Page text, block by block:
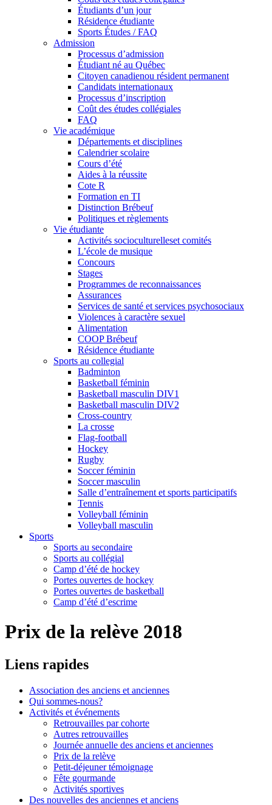
Étudiants d’un jour
Résidence étudiante
Sports Études / FAQ
Admission
Processus d’admission
Étudiant né au Québec
Citoyen canadienou résident permanent
Candidats internationaux
Processus d’inscription
Coût des études collégiales
FAQ
Vie académique
Départements et disciplines
Calendrier scolaire
Cours d’été
Aides à la réussite
Cote R
Formation en TI
Distinction Brébeuf
Politiques et règlements
Vie étudiante
Activités socioculturelleset comités
L’école de musique
Concours
Stages
Programmes de reconnaissances
Assurances
Services de santé et services psychosociaux
Violences à caractère sexuel
Alimentation
COOP Brébeuf
Résidence étudiante
Sports au collegial
Badminton
Basketball féminin
Basketball masculin DIV1
Basketball masculin DIV2
Cross-country
La crosse
Flag-football
Hockey
Rugby
Soccer féminin
Soccer masculin
Salle d’entraînement et sports participatifs
Tennis
Volleyball féminin
Volleyball masculin
Sports
Sports au secondaire
Sports au collégial
Camp d’été de hockey
Portes ouvertes de hockey
Portes ouvertes de basketball
Camp d’été d’escrime
Prix de la relève 2018
Liens rapides
Association des anciens et anciennes
Qui sommes-nous?
Activités et événements
Retrouvailles par cohorte
Autres retrouvailles
Journée annuelle des anciens et anciennes
Prix de la relève
Petit-déjeuner témoignage
Fête gourmande
Activités sportives
Des nouvelles des anciennes et anciens